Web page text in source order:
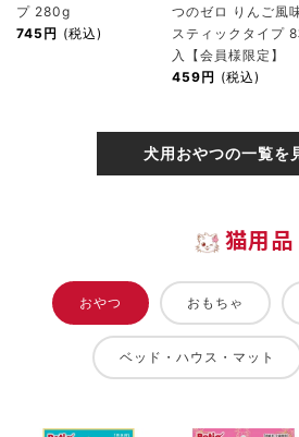
プ 280g
745円 (税込)
つのゼロ りんご風
スティックタイプ
入【会員様限定】
459円 (税込)
犬用おやつの一覧を
猫用品
おやつ おもちゃ
ベッド・ハウス・マット